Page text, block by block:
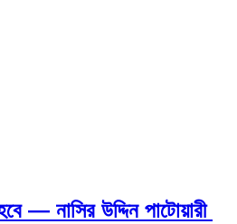
— নাসির উদ্দিন পাটোয়ারী